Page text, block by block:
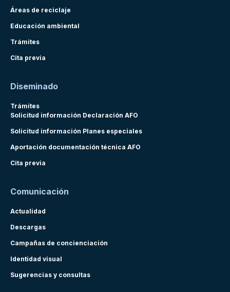
Áreas de reciclaje
Educación ambiental
Trámites
Cita previa
Diseminado
Trámites
Solicitud información Declaración AFO
Solicitud información Planes especiales
Aportación documentación técnica AFO
Cita previa
Comunicación
Actualidad
Descargas
Campañas de concienciación
Identidad visual
Sugerencias y consultas